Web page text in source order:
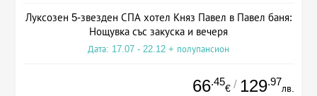
Луксозен 5-звезден СПА хотел Княз Павел в Павел баня:
Нощувка със закуска и вечеря
Дата: 17.07 - 22.12 + полупансион
66.45
€ / 129.97
лв.